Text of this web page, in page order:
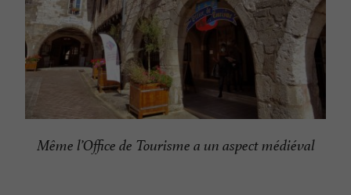
Même l’Office de Tourisme a un aspect médiéval